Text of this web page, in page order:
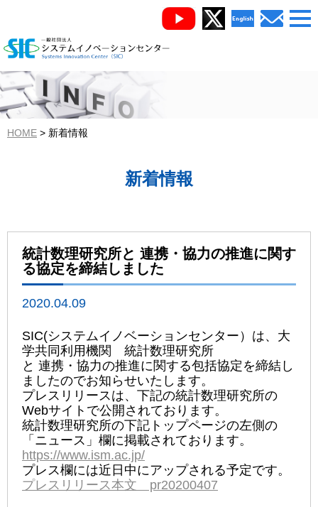
HOME 新着情報
新着情報
統計数理研究所と 連携・協力の推進に関す
る協定を締結しました
2020.04.09
SIC(システムイノベーションセンター）は、大
学共同利用機関 統計数理研究所
と 連携・協力の推進に関する包括協定を締結し
ましたのでお知らせいたします。
プレスリリースは、下記の統計数理研究所の
Webサイトで公開されております。
統計数理研究所の下記トップページの左側の
「ニュース」欄に掲載されております。
https://www.ism.ac.jp/
プレス欄には近日中にアップされる予定です。
プレスリリース本文 pr20200407